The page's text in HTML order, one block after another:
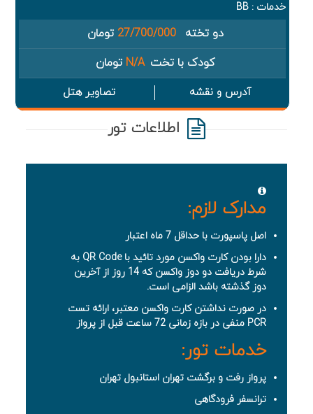
خدمات : BB
دو تخته 27/700/000 تومان
کودک با تخت N/A تومان
آدرس و نقشه تصاویر هتل
اطلاعات تور
مدارک لازم:
اصل پاسپورت با حداقل 7 ماه اعتبار
دارا بودن کارت واکسن مورد تائید با QR Code به
شرط دریافت دو دوز واکسن که 14 روز از آخرین
دوز گذشته باشد الزامی است.
در صورت نداشتن کارت واکسن معتبر، ارائه تست
PCR منفی در بازه زمانی 72 ساعت قبل از پرواز
خدمات تور:
پرواز رفت و برگشت تهران استانبول تهران
ترانسفر فرودگاهی